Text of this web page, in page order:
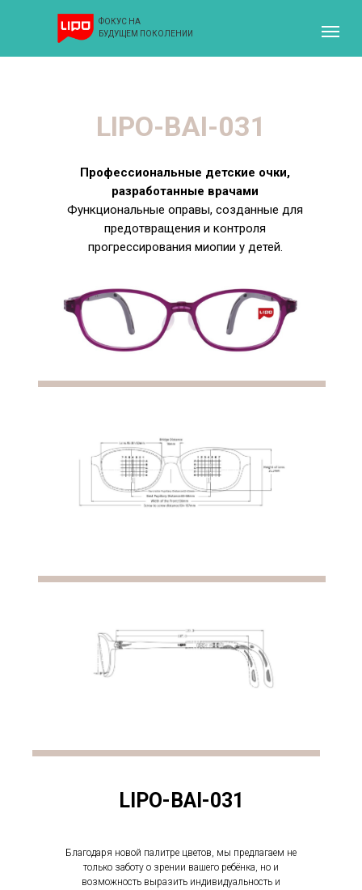
ФОКУС НА
БУДУЩЕМ ПОКОЛЕНИИ
Профессиональные детские очки,
разработанные врачами
Функциональные оправы, созданные для
предотвращения и контроля
прогрессирования миопии у детей.
LIPO-BAI-031
LIPO-BAI-031
Благодаря новой палитре цветов, мы предлагаем не
только заботу о зрении вашего ребёнка, но и
возможность выразить индивидуальность и